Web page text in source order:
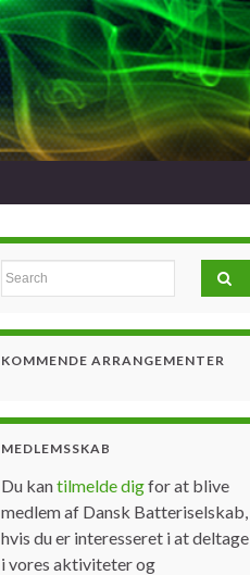
Search for:
KOMMENDE ARRANGEMENTER
MEDLEMSSKAB
Du kantilmelde digfor at blive
medlem af Dansk Batteriselskab,
hvis du er interesseret i at deltage
i vores aktiviteter og